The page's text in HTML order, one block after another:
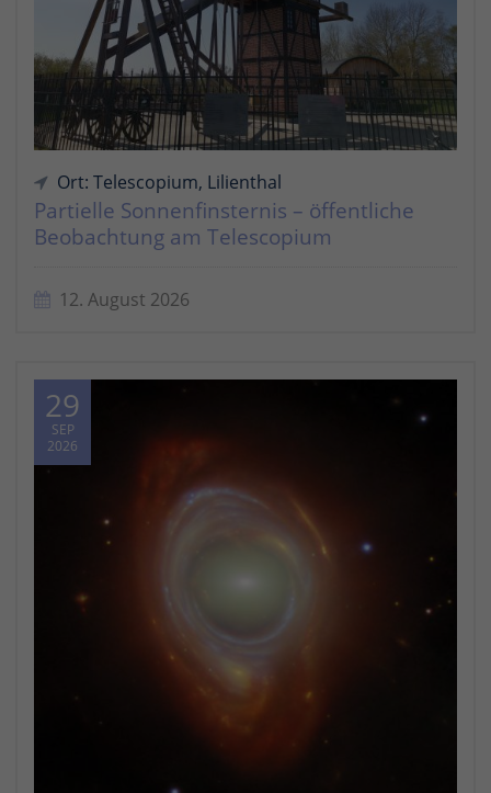
Ort: Telescopium, Lilienthal
Partielle Sonnenfinsternis – öffentliche
Beobachtung am Telescopium
12. August 2026
29
SEP
2026